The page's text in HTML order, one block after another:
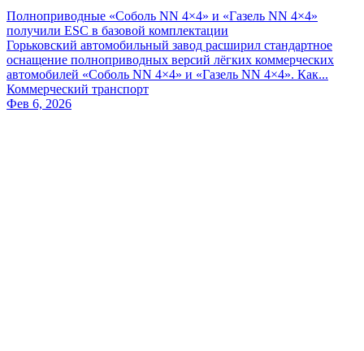
Полноприводные «Соболь NN 4×4» и «Газель NN 4×4»
получили ESC в базовой комплектации
Горьковский автомобильный завод расширил стандартное
оснащение полноприводных версий лёгких коммерческих
автомобилей «Соболь NN 4×4» и «Газель NN 4×4». Как...
Коммерческий транспорт
Фев 6, 2026